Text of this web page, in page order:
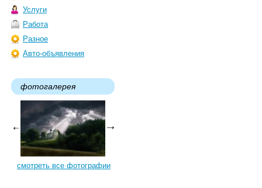
Услуги
Работа
Разное
Авто-объявления
фотогалерея
смотреть все фотографии